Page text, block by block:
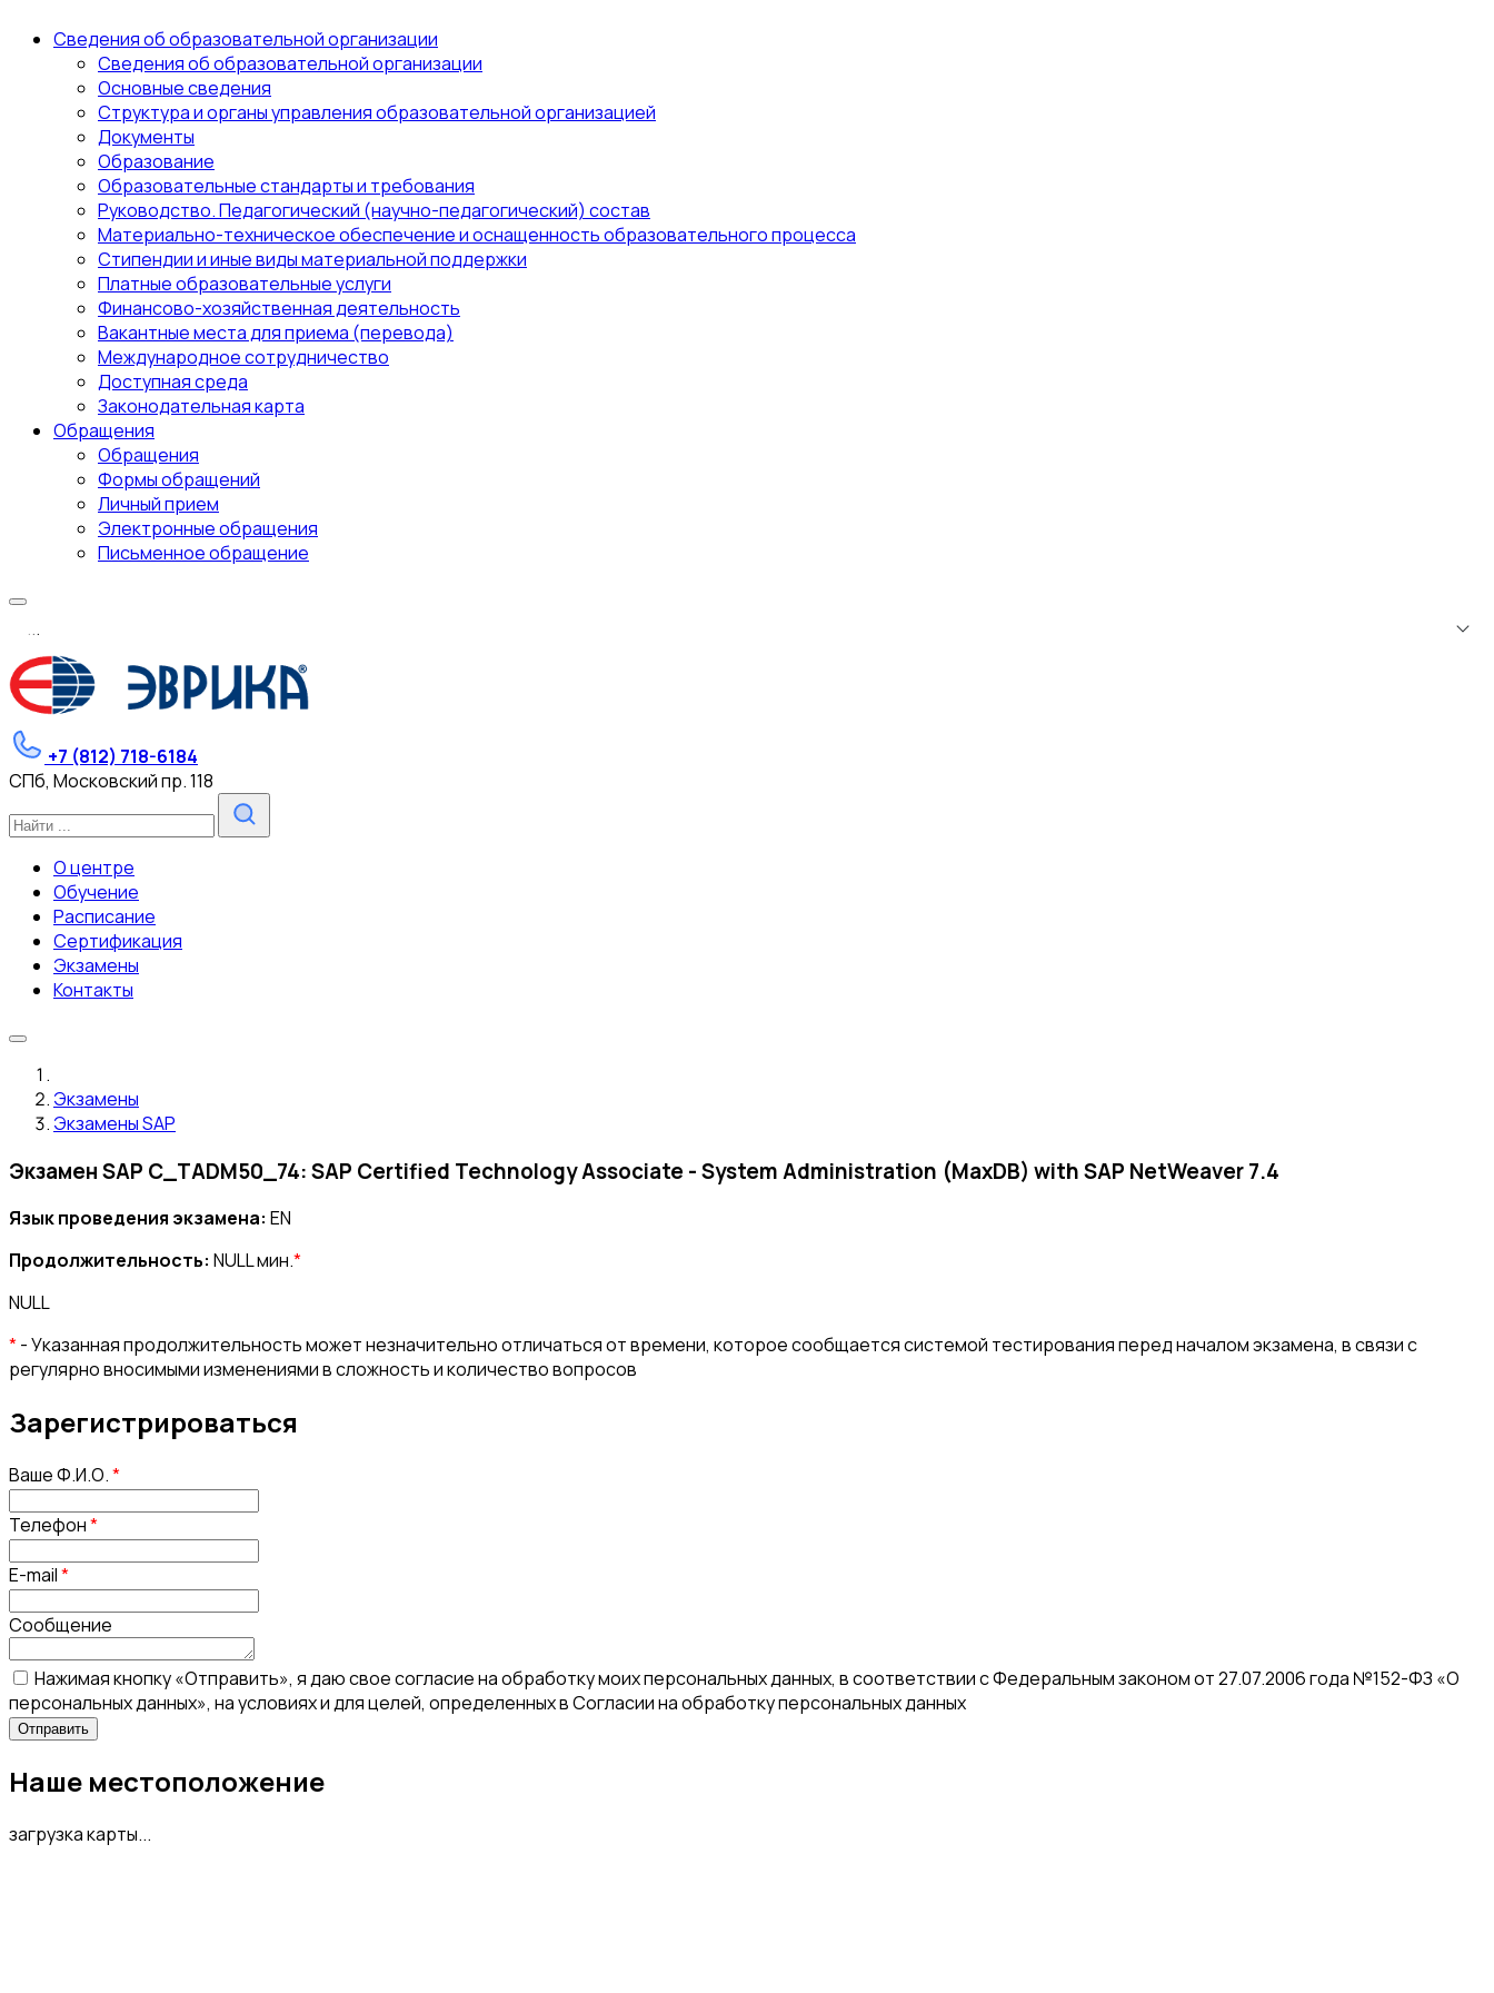
Сведения об образовательной организации
Сведения об образовательной организации
Основные сведения
Структура и органы управления образовательной организацией
Документы
Образование
Образовательные стандарты и требования
Руководство. Педагогический (научно-педагогический) состав
Материально-техническое обеспечение и оснащенность образовательного процесса
Стипендии и иные виды материальной поддержки
Платные образовательные услуги
Финансово-хозяйственная деятельность
Вакантные места для приема (перевода)
Международное сотрудничество
Доступная среда
Законодательная карта
Обращения
Обращения
Формы обращений
Личный прием
Электронные обращения
Письменное обращение
...
+7 (812) 718-6184
СПб, Московский пр. 118
О центре
Обучение
Расписание
Сертификация
Экзамены
Контакты
Экзамены
Экзамены SAP
Экзамен SAP C_TADM50_74: SAP Certified Technology Associate - System Administration (MaxDB) with SAP NetWeaver 7.4
Язык проведения экзамена: EN
Продолжительность: NULL мин.*
NULL
*- Указанная продолжительность может незначительно отличаться от времени, которое сообщается системой тестирования перед началом экзамена, в связи с
регулярно вносимыми изменениями в сложность и количество вопросов
Зарегистрироваться
Ваше Ф.И.О.*
Телефон*
E-mail*
Сообщение
Нажимая кнопку «Отправить», я даю свое согласие на обработку моих персональных данных, в соответствии с Федеральным законом от 27.07.2006 года №152-ФЗ «О
персональных данных», на условиях и для целей, определенных в Согласии на обработку персональных данных
Наше местоположение
загрузка карты...